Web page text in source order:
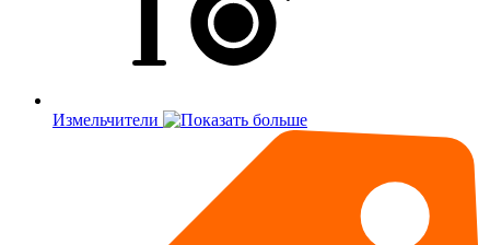
Измельчители